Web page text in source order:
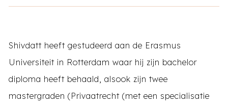
Shivdatt heeft gestudeerd aan de Erasmus
Universiteit in Rotterdam waar hij zijn bachelor
diploma heeft behaald, alsook zijn twee
mastergraden (Privaatrecht (met een specialisatie